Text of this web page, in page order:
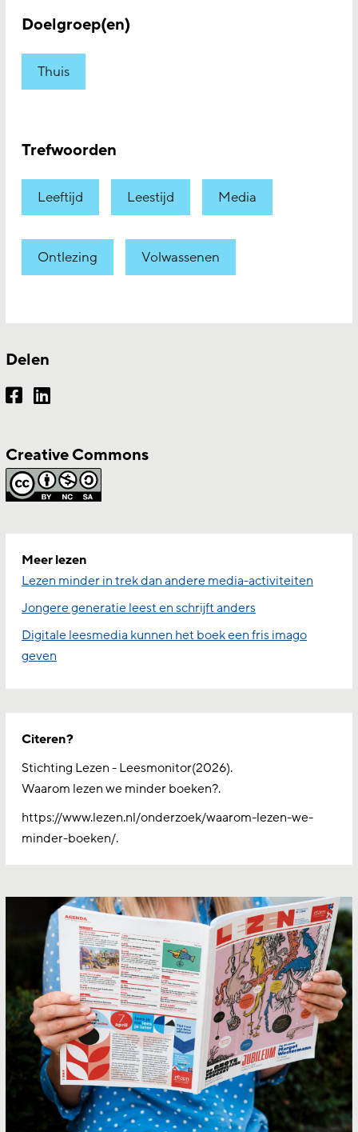
Meer lezen
Lezen minder in trek dan andere media-activiteiten
Jongere generatie leest en schrijft anders
Digitale leesmedia kunnen het boek een fris imago
geven
Citeren?
Stichting Lezen - Leesmonitor(2026).
Waarom lezen we minder boeken?.
https://www.lezen.nl/onderzoek/waarom-lezen-we-
minder-boeken/.
Doelgroep(en)
Thuis
Trefwoorden
Leeftijd Leestijd Media
Ontlezing Volwassenen
Delen
Creative Commons